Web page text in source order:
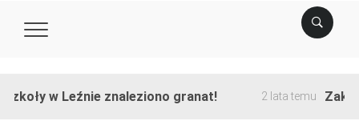
w Leźnie znaleziono granat! 2 lata temu